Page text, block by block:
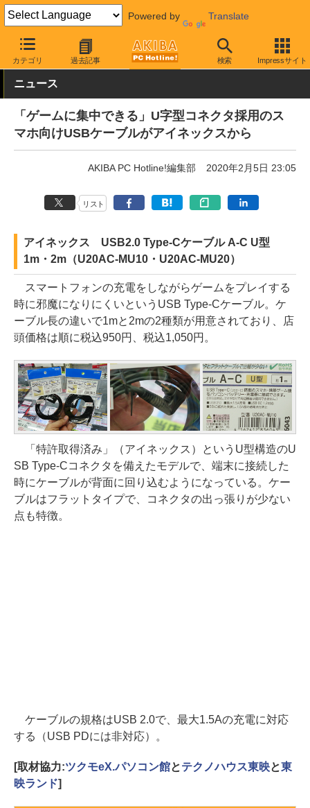
Powered by Translate
カテゴリ 過去記事 検索 Impressサイト
AKIBA PC Hotline! PC周辺機器 ケーブル USB Type-Cケーブル
ニュース
「ゲームに集中できる」U字型コネクタ採用のス
マホ向けUSBケーブルがアイネックスから
AKIBA PC Hotline!編集部 2020年2月5日 23:05
リスト
アイネックス USB2.0 Type-Cケーブル A-C U型
1m・2m（U20AC-MU10・U20AC-MU20）
スマートフォンの充電をしながらゲームをプレイする
時に邪魔になりにくいというUSB Type-Cケーブル。ケ
ーブル長の違いで1mと2mの2種類が用意されており、店
頭価格は順に税込950円、税込1,050円。
「特許取得済み」（アイネックス）というU型構造のU
SB Type-Cコネクタを備えたモデルで、端末に接続した
時にケーブルが背面に回り込むようになっている。ケー
ブルはフラットタイプで、コネクタの出っ張りが少ない
点も特徴。
ケーブルの規格はUSB 2.0で、最大1.5Aの充電に対応
する（USB PDには非対応）。
[取材協力:ツクモeX.パソコン館とテクノハウス東映と東
映ランド]